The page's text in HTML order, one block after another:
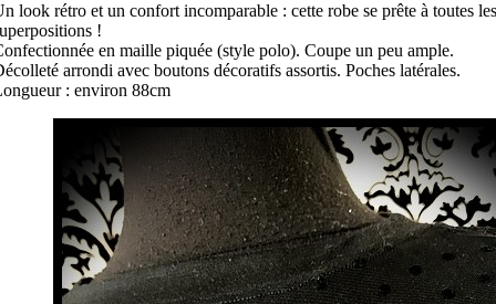
look rétro et un confort incomparable : cette robe se prête à toutes les
!
en maille piquée (style polo). Coupe un peu ample.
arrondi avec boutons décoratifs assortis. Poches latérales.
: environ 88cm